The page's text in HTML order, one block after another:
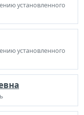
установленного
установленного